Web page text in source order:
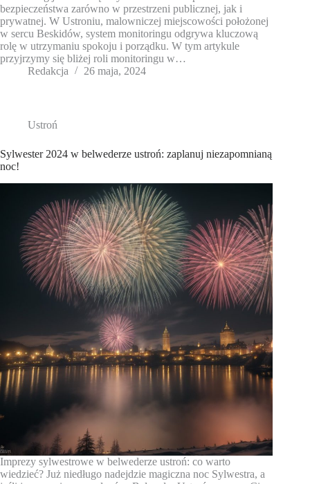
bezpieczeństwa zarówno w przestrzeni publicznej, jak i
prywatnej. W Ustroniu, malowniczej miejscowości położonej
w sercu Beskidów, system monitoringu odgrywa kluczową
rolę w utrzymaniu spokoju i porządku. W tym artykule
przyjrzymy się bliżej roli monitoringu w…
Redakcja
26 maja, 2024
Ustroń
Sylwester 2024 w belwederze ustroń: zaplanuj niezapomnianą
noc!
Imprezy sylwestrowe w belwederze ustroń: co warto
wiedzieć? Już niedługo nadejdzie magiczna noc Sylwestra, a